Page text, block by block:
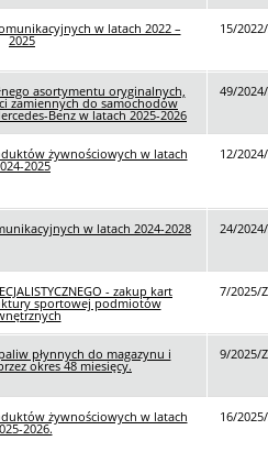
w latach 2022 –
2025
15/
asortymentu oryginalnych,
zamiennych do samochodów
Benz w latach 2025-2026
49/
żywnościowych w latach
2025
12/
w latach 2024-2028 24/
- zakup kart
sportowej podmiotów
7/2025/
płynnych do magazynu i
okres 48 miesięcy.
9/2025/
żywnościowych w latach
2026.
16/